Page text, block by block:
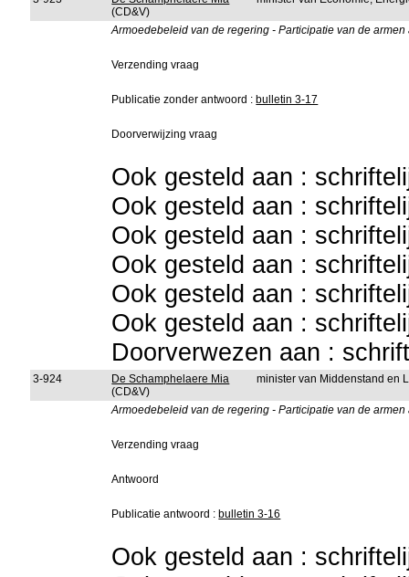
(CD&V)
Armoedebeleid van de regering - Participatie van de
Verzending vraag
Publicatie zonder antwoord : bulletin 3-17
Doorverwijzing vraag
Ook gesteld aan :
Ook gesteld aan :
Ook gesteld aan :
Ook gesteld aan :
Ook gesteld aan :
Ook gesteld aan :
Doorverwezen aan :
3-924
De Schamphelaere Mia
(CD&V)
minister van Middenstand en
Armoedebeleid van de regering - Participatie van de
Verzending vraag
Antwoord
Publicatie antwoord : bulletin 3-16
Ook gesteld aan :